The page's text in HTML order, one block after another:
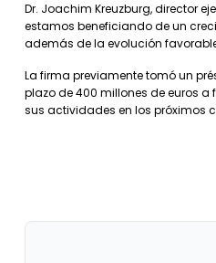
Dr. Joachim Kreuzburg, director
estamos beneficiando de un
además de la evolución
La firma previamente tomó un
plazo de 400 millones de euros a
sus actividades en los próximos